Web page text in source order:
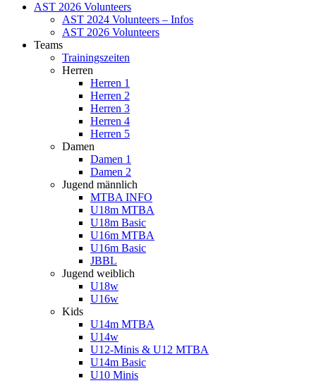
AST 2026 Volunteers
AST 2024 Volunteers – Infos
AST 2026 Volunteers
Teams
Trainingszeiten
Herren
Herren 1
Herren 2
Herren 3
Herren 4
Herren 5
Damen
Damen 1
Damen 2
Jugend männlich
MTBA INFO
U18m MTBA
U18m Basic
U16m MTBA
U16m Basic
JBBL
Jugend weiblich
U18w
U16w
Kids
U14m MTBA
U14w
U12-Minis & U12 MTBA
U14m Basic
U10 Minis